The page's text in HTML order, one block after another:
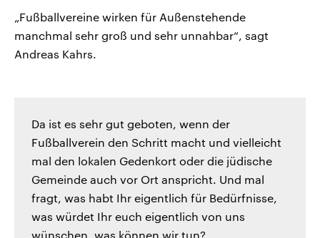
„Fußballvereine wirken für Außenstehende
manchmal sehr groß und sehr unnahbar“, sagt
Andreas Kahrs.
Da ist es sehr gut geboten, wenn der
Fußballverein den Schritt macht und vielleicht
mal den lokalen Gedenkort oder die jüdische
Gemeinde auch vor Ort anspricht. Und mal
fragt, was habt Ihr eigentlich für Bedürfnisse,
was würdet Ihr euch eigentlich von uns
wünschen, was können wir tun?